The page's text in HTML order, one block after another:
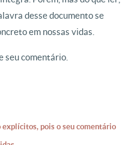
desse documento se
em nossas vidas.
seu comentário.
pois o seu comentário